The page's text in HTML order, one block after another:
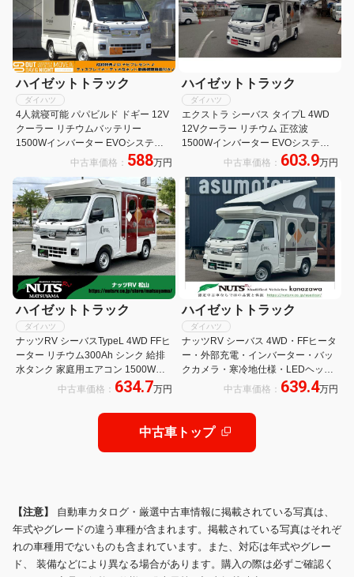
ハイゼットトラック
ダイハツ
4人就寝可能 パパビルド ドギー 12V
クーラー リチウムバッテリー
1500Wインバーター EVOシステム
アクリルウィンドウ ポップアップル
ク
中古車価格： 588万円
ハイゼットトラック
ダイハツ
エクストラ シーバス タイプL 4WD
12Vクーラー リチウム 正弦波
1500Wインバーター EVOシステム
外部充電システム FFヒーター FRP
就寝
中古車価格： 603.9万円
ハイゼットトラック
ダイハツ
ナッツRV シーバスTypeL 4WD FFヒ
ーター リチウム300Ah シンク 給排
水タンク 家庭用エアコン 1500Wイ
ンバーター 100Vコンセント LEDヘ
中古車価格： 634.7万円
ハイゼットトラック
ダイハツ
ナッツRV シーバス 4WD・FFヒータ
ー・外部充電・インバーター・バッ
クカメラ・寒冷地仕様・LEDヘッド
ランプ・バゲッジドア
中古車価格： 639.4万円
中古車トップ
【注意】 自動車カタログ・厳選中古車情報に掲載されている写真は、
年式やグレードの違う車種が含まれます。掲載されている写真はそれぞ
れの車種用でないものも含まれています。また、対応は年式やグレー
ド、 装備などにより異なる場合があります。購入の際は必ずご確認く